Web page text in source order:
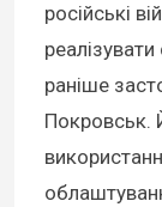
російські
раніше
Покровськ.